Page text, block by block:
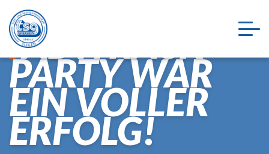
ABWRACK-
PARTY WAR
EIN VOLLER
ERFOLG!